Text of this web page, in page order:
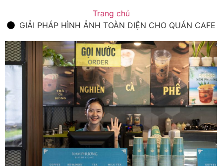
Trang chủ
GIẢI PHÁP HÌNH ẢNH TOÀN DIỆN CHO QUÁN CAFE